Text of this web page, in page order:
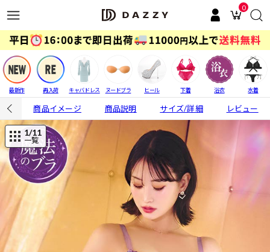
0
最新作 再入荷 キャバドレス ヌードブラ ヒール 下着 浴衣 水着
商品イメージ 商品説明 サイズ/詳細 レビュー
1/11
一覧